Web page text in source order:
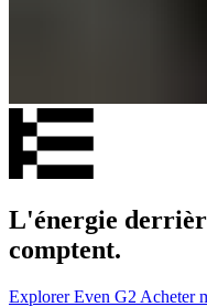
L'énergie
comptent.
Explorer Even G2 Acheter